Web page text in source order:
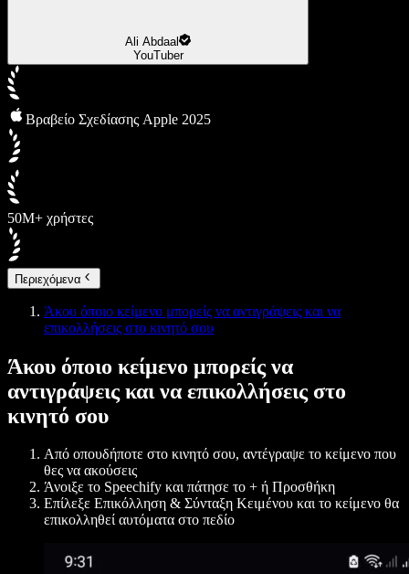
Ali Abdaal
YouTuber
Βραβείο Σχεδίασης Apple 2025
50M+ χρήστες
Περιεχόμενα
Άκου όποιο κείμενο μπορείς να αντιγράψεις και να
επικολλήσεις στο κινητό σου
Άκου όποιο κείμενο μπορείς να
αντιγράψεις και να επικολλήσεις στο
κινητό σου
Από οπουδήποτε στο κινητό σου, αντέγραψε το κείμενο που
θες να ακούσεις
Άνοιξε το Speechify καιπάτησε το + ή Προσθήκη
Επίλεξε Επικόλληση & Σύνταξη Κειμένου και το κείμενο θα
επικολληθεί αυτόματα στο πεδίο